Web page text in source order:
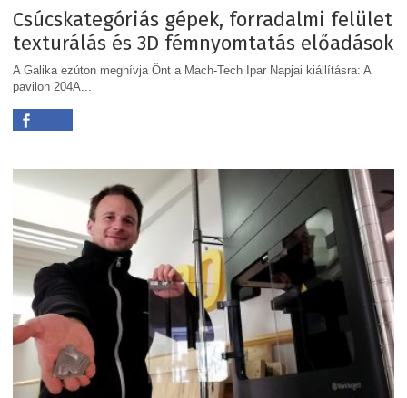
Csúcskategóriás gépek, forradalmi felület
texturálás és 3D fémnyomtatás előadások
A Galika ezúton meghívja Önt a Mach-Tech Ipar Napjai kiállításra: A
pavilon 204A...